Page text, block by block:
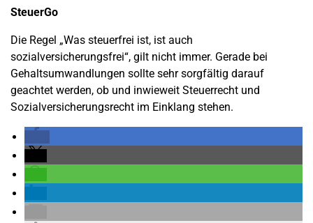
SteuerGo
Die Regel „Was steuerfrei ist, ist auch
sozialversicherungsfrei“, gilt nicht immer. Gerade bei
Gehaltsumwandlungen sollte sehr sorgfältig darauf
geachtet werden, ob und inwieweit Steuerrecht und
Sozialversicherungsrecht im Einklang stehen.